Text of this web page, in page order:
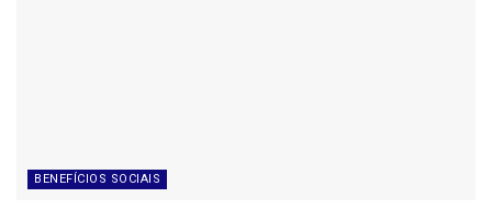
BENEFÍCIOS SOCIAIS